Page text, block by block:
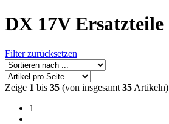
DX 17V Ersatzteile
Filter zurücksetzen
Zeige 1 bis 35 (von insgesamt 35 Artikeln)
1